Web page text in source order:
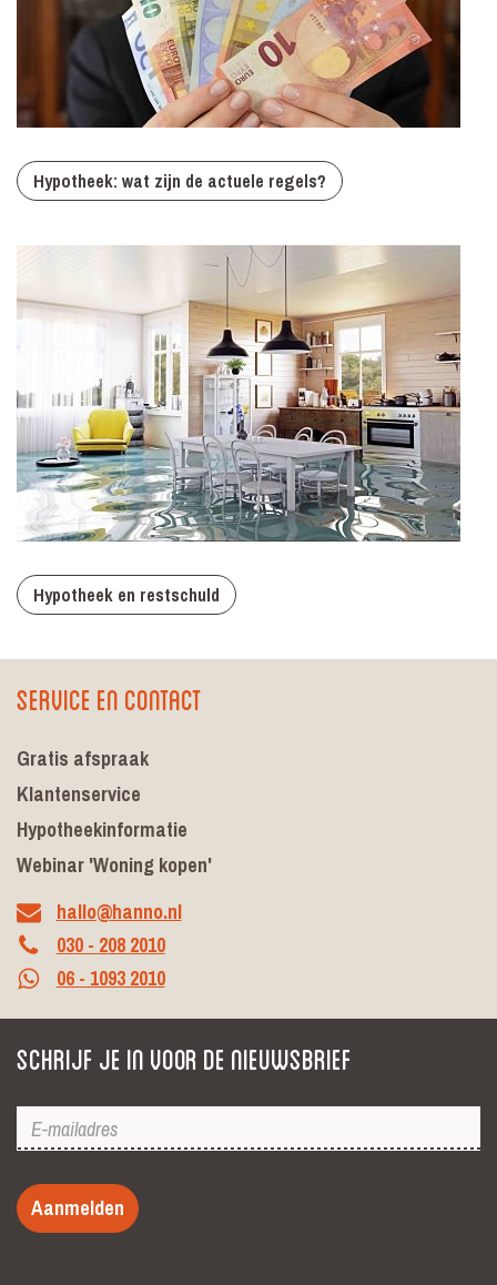
Hypotheek: wat zijn de actuele regels?
Hypotheek en restschuld
Service en contact
Gratis afspraak
Klantenservice
Hypotheekinformatie
Webinar 'Woning kopen'
hallo@hanno.nl
030 - 208 2010
06 - 1093 2010
Schrijf je in voor de nieuwsbrief
Aanmelden